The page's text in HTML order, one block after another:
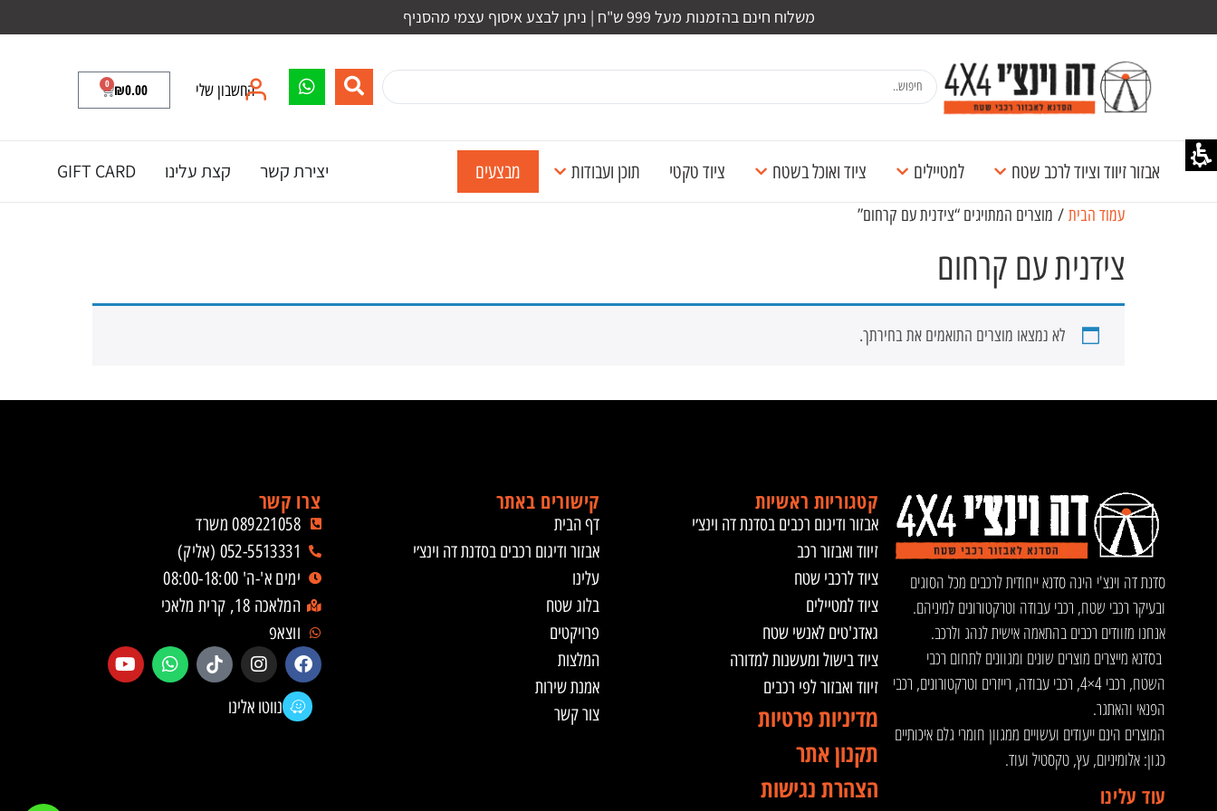
משלוח חינם בהזמנות מעל 999 ש"ח | ניתן לבצע איסוף עצמי מהסניף
החשבון שלי ₪0.00
0
אבזור זיווד וציוד לרכב שטח למטיילים ציוד ואוכל בשטח ציוד טקטי תוכן ועבודות מבצעים יצירת קשר קצת עלינו GIFT CARD
עמוד הבית / מוצרים המתויגים “צידנית עם קרחום”
צידנית עם קרחום
לא נמצאו מוצרים התואמים את בחירתך.
סדנת דה וינצ'י הינה סדנא ייחודית לרכבים מכל הסוגים
ובעיקר רכבי שטח, רכבי עבודה וטרקטורונים למיניהם.
אנחנו מזוודים רכבים בהתאמה אישית לנהג ולרכב.
בסדנא מייצרים מוצרים שונים ומגוונים לתחום רכבי
השטח, רכבי 4×4, רכבי עבודה, רייזרים וטרקטורונים, רכבי
הפנאי והאתגר.
המוצרים הינם ייעודים ועשויים ממגוון חומרי גלם איכותיים
כגון: אלומיניום, עץ, טקסטיל ועוד.
עוד עלינו
קטגוריות ראשיות
אבזור ודיגום רכבים בסדנת דה וינצ׳י
זיווד ואבזור רכב
ציוד לרכבי שטח
ציוד למטיילים
גאדג'טים לאנשי שטח
ציוד בישול ומעשנות למדורה
זיווד ואבזור לפי רכבים
מדיניות פרטיות
תקנון אתר
הצהרת נגישות
קישורים באתר
דף הבית
אבזור ודיגום רכבים בסדנת דה וינצ׳י
עלינו
בלוג שטח
פרויקטים
המלצות
אמנת שירות
צור קשר
צרו קשר
089221058 משרד
052-5513331 (אליק)
ימים א'-ה' 08:00-18:00
המלאכה 18, קרית מלאכי
ווצאפ
נווטו אלינו